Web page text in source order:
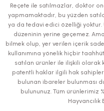
Ürün resmi kalitesiz, bozuk
Ürün açıklamasında eksik bilgiler
Ürün bilgilerinde hatalar
Ürün fiyatı diğer sitelerden daha
Bu ürüne benzer farklı
Reçete ile satılmazlar, doktor
yapmamaktadır, bu yüzden
ya da tedavi edici özelliği yoktur.
düzeninin yerine geçemez.
bilmek olup, yer verilen içerik
kullanımına yönelik hiçbir
satılan ürünler ile ilişkili olarak
patentli haklar ilgili hak
bulunan ibareler bulunması
bulununuz. Tüm ürünlerimiz
Hayvancılık